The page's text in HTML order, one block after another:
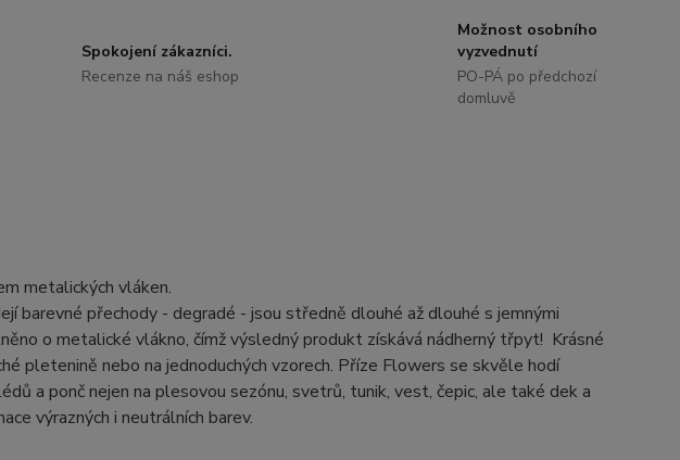
Spokojení zákazníci.
Recenze na náš eshop
Možnost osobního
vyzvednutí
PO-PÁ po předchozí
domluvě
metalických vláken.
barevné přechody - degradé - jsou středně dlouhé až dlouhé s jemnými
o metalické vlákno, čímž výsledný produkt získává nádherný třpyt! Krásné
pletenině nebo na jednoduchých vzorech. Příze Flowers se skvěle hodí
a ponč nejen na plesovou sezónu, svetrů, tunik, vest, čepic, ale také dek a
výrazných i neutrálních barev.